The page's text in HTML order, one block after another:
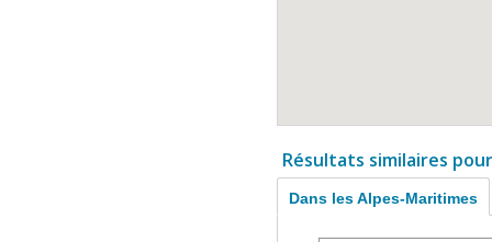
Résultats similaires
Dans les Alpes-Maritimes